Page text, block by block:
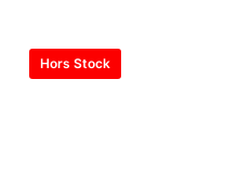
Hors Stock